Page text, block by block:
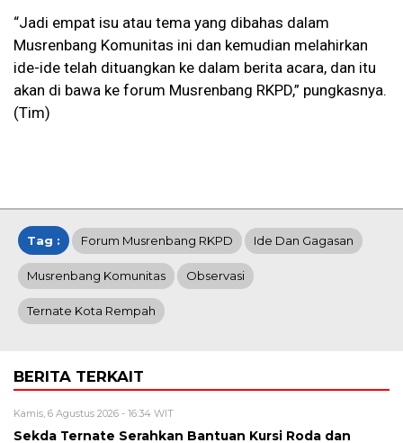
“Jadi empat isu atau tema yang dibahas dalam
Musrenbang Komunitas ini dan kemudian melahirkan
ide-ide telah dituangkan ke dalam berita acara, dan itu
akan di bawa ke forum Musrenbang RKPD,” pungkasnya.
(Tim)
Tag : Forum Musrenbang RKPD Ide Dan Gagasan
Musrenbang Komunitas Observasi
Ternate Kota Rempah
BERITA TERKAIT
Kamis, 6 Agustus 2026 - 16:34 WIT
Sekda Ternate Serahkan Bantuan Kursi Roda dan